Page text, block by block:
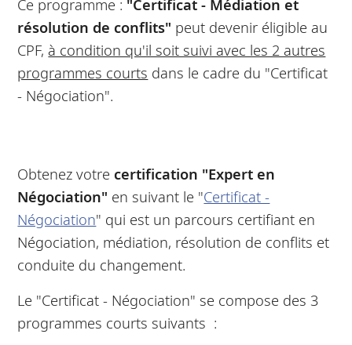
Ce programme : "Certificat - Médiation et
résolution de conflits" peut devenir éligible au
CPF, à condition qu'il soit suivi avec les 2 autres
programmes courts dans le cadre du "Certificat
- Négociation".
Obtenez votre certification "Expert en
Négociation" en suivant le "Certificat -
Négociation" qui est un parcours certifiant en
Négociation, médiation, résolution de conflits et
conduite du changement.
Le "Certificat - Négociation" se compose des 3
programmes courts suivants :